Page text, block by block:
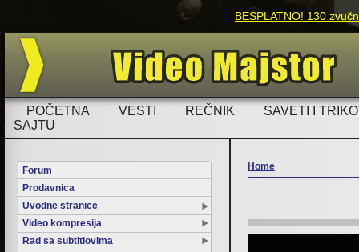
BESPLATNO! 130
POČETNA VESTI REČNIK
SAVETI I
SAJTU
Forum
Prodavnica
Uvodne stranice
Video kompresija
Rad sa subtitlovima
Home